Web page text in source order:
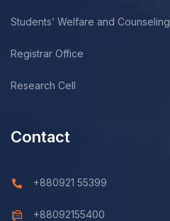
Students’ Welfare and Counseling
Registrar Office
Research Cell
Contact
+880921 55399
+88092155400